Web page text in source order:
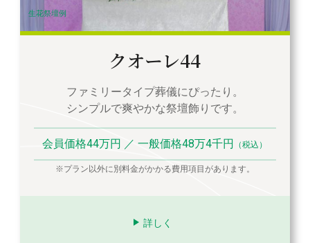
生花祭壇例
クオーレ44
ファミリータイプ葬儀にぴったり。
シンプルで爽やかな祭壇飾りです。
会員価格44万円 ／ 一般価格48万4千円 （税込）
※プラン以外に別料金がかかる費用項目があります。
詳しく